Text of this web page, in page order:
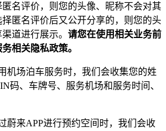
名评价，则您的头像、昵称不会对其
匿名评价后又公开分享的，则您的头
道进行展示。 请您在使用相关业务前
相关隐私政策。
机场泊车服务时，我们会收集您的姓
码、车牌号、服务机场和服务时间、
蔚来APP进行预约空间时，我们会收